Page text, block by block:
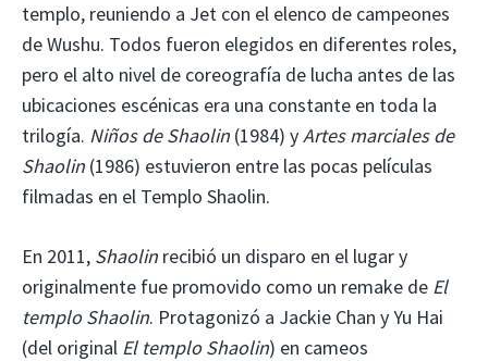
templo, reuniendo a Jet con el elenco de campeones
de Wushu. Todos fueron elegidos en diferentes roles,
pero el alto nivel de coreografía de lucha antes de las
ubicaciones escénicas era una constante en toda la
trilogía. Niños de Shaolin (1984) yArtes marciales de
Shaolin (1986) estuvieron entre las pocas películas
filmadas en el Templo Shaolin.
En 2011, Shaolin recibió un disparo en el lugar y
originalmente fue promovido como un remake de El
templo Shaolin. Protagonizó a Jackie Chan y Yu Hai
(del original El templo Shaolin) en cameos